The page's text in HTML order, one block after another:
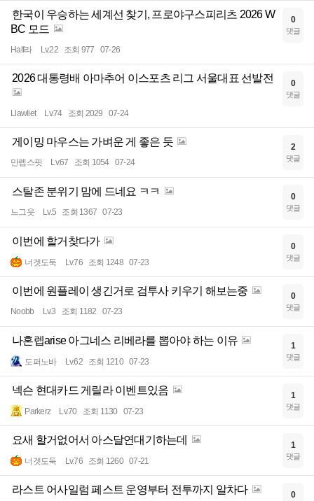
한국이 우승하는 세계선 찾기, 프로야구스피리츠 2026 W
BC 모드
Half라 Lv.22 조회 977 07-26
0
댓글
2026 대통령배 아마추어 이스포츠 리그 서울대표 선발전
Llawliet Lv.74 조회 2029 07-24
0
댓글
게이밍 마우스는 가벼운 게 좋은 듯
만렙스핏 Lv.67 조회 1054 07-24
2
댓글
스탈존 분위기 맘에 드네요 ㅋㅋ
느그읏 Lv.5 조회 1367 07-23
0
댓글
이번에 할거찾다가
너겟도둑 Lv.76 조회 1248 07-23
0
댓글
이번에 원플레이 생긴거로 검투사 키우기 해보는중
Noobb Lv.3 조회 1182 07-23
0
댓글
나혼렙arise 아그네스 리베라를 뽑아야 하는 이유
도퍼노바 Lv.62 조회 1210 07-23
1
댓글
넥슨 현대카드 게릴라 이벤트있음
Parkerz Lv.70 조회 1130 07-23
1
댓글
요새 할거없어서 아스달연대기하는데
너겟도둑 Lv.76 조회 1260 07-21
1
댓글
라스트 어사일럼 페스트 운영부터 전투까지 알차다 0